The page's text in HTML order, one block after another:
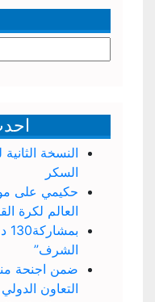
عن:
النسخة
السكر
حكيمي على
العالم لكرة
الشرف”
ضمن اجنحة
التعاون